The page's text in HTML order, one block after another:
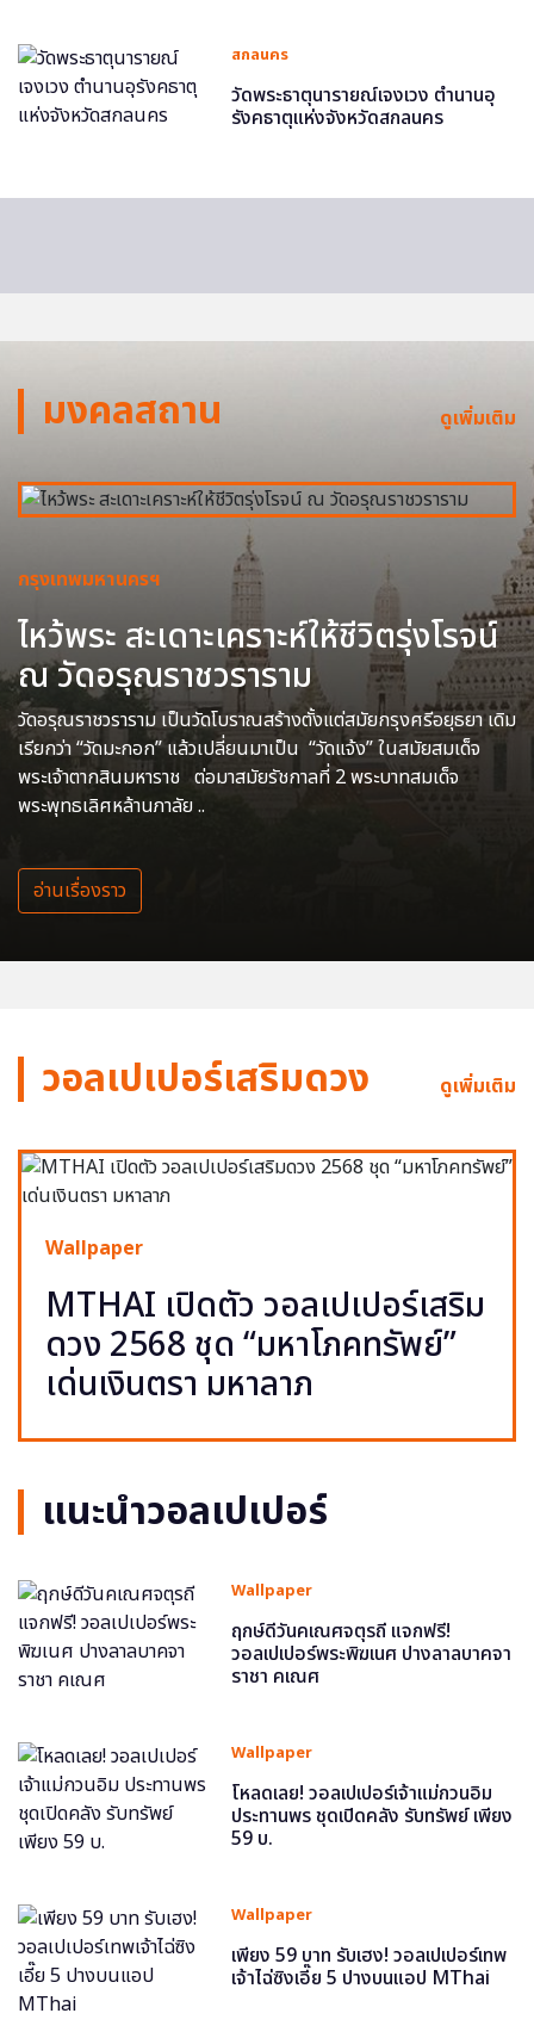
สกลนคร
วัดพระธาตุนารายณ์เจงเวง ตำนานอุ
รังคธาตุแห่งจังหวัดสกลนคร
มงคลสถาน ดูเพิ่มเติม
กรุงเทพมหานครฯ
ไหว้พระ สะเดาะเคราะห์ให้ชีวิตรุ่งโรจน์
ณ วัดอรุณราชวราราม
วัดอรุณราชวราราม เป็นวัดโบราณสร้างตั้งแต่สมัยกรุงศรีอยุธยา เดิม
เรียกว่า “วัดมะกอก” แล้วเปลี่ยนมาเป็น “วัดแจ้ง” ในสมัยสมเด็จ
พระเจ้าตากสินมหาราช ต่อมาสมัยรัชกาลที่ 2 พระบาทสมเด็จ
พระพุทธเลิศหล้านภาลัย ..
อ่านเรื่องราว
วอลเปเปอร์เสริมดวง ดูเพิ่มเติม
Wallpaper
MTHAI เปิดตัว วอลเปเปอร์เสริม
ดวง 2568 ชุด “มหาโภคทรัพย์”
เด่นเงินตรา มหาลาภ
แนะนำวอลเปเปอร์
Wallpaper
ฤกษ์ดีวันคเณศจตุรถี แจกฟรี!
วอลเปเปอร์พระพิฆเนศ ปางลาลบาคจา
ราชา คเณศ
Wallpaper
โหลดเลย! วอลเปเปอร์เจ้าแม่กวนอิม
ประทานพร ชุดเปิดคลัง รับทรัพย์ เพียง
59 บ.
Wallpaper
เพียง 59 บาท รับเฮง! วอลเปเปอร์เทพ
เจ้าไฉ่ซิงเอี๊ย 5 ปางบนแอป MThai